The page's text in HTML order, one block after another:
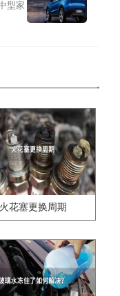
型家
火花塞更换周期